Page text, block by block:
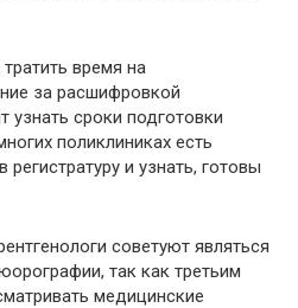
время на
за расшифровкой
сроки подготовки
поликлиниках есть
и узнать, готовы
советуют являться
так как третьим
медицинские